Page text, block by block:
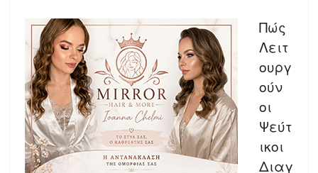
Πώς
Λειτ
ουργ
ούν
οι
Ψεύτ
ικοι
Διαγ